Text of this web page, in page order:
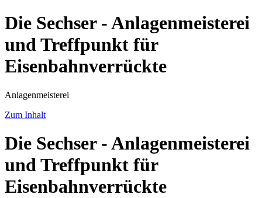
Die Sechser - Anlagenmeisterei
und Treffpunkt für
Eisenbahnverrückte
Anlagenmeisterei
Zum Inhalt
Die Sechser - Anlagenmeisterei
und Treffpunkt für
Eisenbahnverrückte